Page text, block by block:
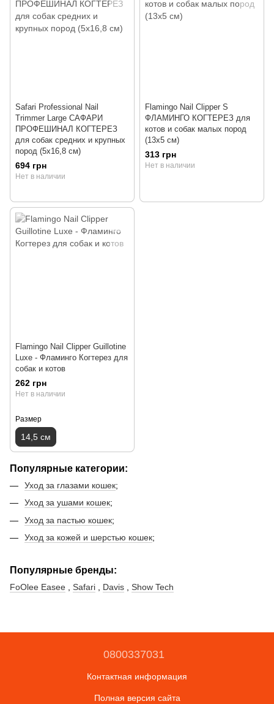
Популярные категории:
Уход за глазами кошек;
Уход за ушами кошек;
Уход за пастью кошек;
Уход за кожей и шерстью кошек;
Популярные бренды:
FoOlee Easee Safari Davis Show Tech
Safari Professional Nail
Trimmer Large САФАРИ
ПРОФЕШИНАЛ КОГТЕРЕЗ
для собак средних и крупных
пород (5х16,8 см)
694 грн
Нет в наличии
Flamingo Nail Clipper S
ФЛАМИНГО КОГТЕРЕЗ для
котов и собак малых пород
(13x5 см)
313 грн
Нет в наличии
Flamingo Nail Clipper Guillotine
Luxe - Фламинго Когтерез для
собак и котов
262 грн
Нет в наличии
Размер
14,5 см
0800337031
Контактная информация
Полная версия сайта